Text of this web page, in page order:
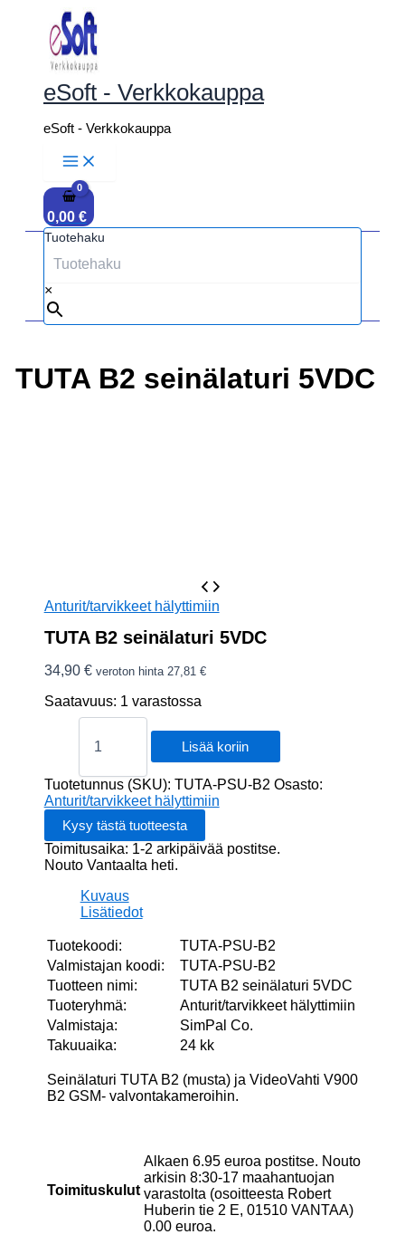
sisältöön
eSoft - Verkkokauppa
eSoft - Verkkokauppa
0,00 €
Tuotehaku
×
TUTA B2 seinälaturi 5VDC
Anturit/tarvikkeet hälyttimiin
TUTA B2 seinälaturi 5VDC
34,90 € veroton hinta 27,81 €
Saatavuus: 1 varastossa
5VDC
määrä
Lisää koriin
Tuotetunnus (SKU): TUTA-PSU-B2 Osasto:
Anturit/tarvikkeet hälyttimiin
Toimitusaika: 1-2 arkipäivää postitse.
Nouto Vantaalta heti.
Kuvaus
Lisätiedot
Tuotekoodi:
TUTA-PSU-B2
Valmistajan koodi:
TUTA-PSU-B2
Tuotteen nimi:
TUTA B2 seinälaturi 5VDC
Tuoteryhmä:
Anturit/tarvikkeet hälyttimiin
Valmistaja:
SimPal Co.
Takuuaika:
24 kk
Seinälaturi TUTA B2 (musta) ja VideoVahti V900
B2 GSM- valvontakameroihin.
Toimituskulut
Alkaen 6.95 euroa postitse. Nouto
arkisin 8:30-17 maahantuojan
varastolta (osoitteesta Robert
Huberin tie 2 E, 01510 VANTAA)
0.00 euroa.